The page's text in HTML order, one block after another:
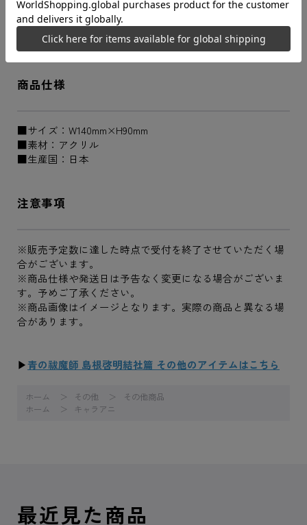
TVアニメ『青の祓魔師 島根啓明結社篇』より、アクリルス
タンドが登場です！
商品仕様
■サイズ：W140mm×H90mm
■素材：アクリル
■生産国：日本
注意事項
※販売予定数に達した時点で受付を終了させていただく場
合がございます。
※商品仕様や発送日は予告なく変更になる場合がございま
す。予めご了承ください。
※商品画像はイメージとなります。実際の商品と異なる場
合があります。
▶青の祓魔師 島根啓明結社篇 その他のアイテムはこちら
ホーム その他
その他商品
ホーム
キャラアニ
最近見た商品